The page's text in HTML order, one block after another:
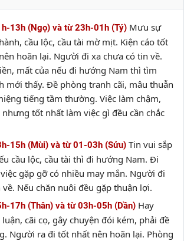
13h (Ngọ) và từ 23h-01h (Tý) Mưu sự
cầu lộc, cầu tài mờ mịt. Kiện cáo tốt
hoãn lại. Người đi xa chưa có tin về.
mất của nếu đi hướng Nam thì tìm
mới thấy. Đề phòng tranh cãi, mâu thuẫn
tiếng tầm thường. Việc làm chậm,
nhưng tốt nhất làm việc gì đều cần chắc
15h (Mùi) và từ 01-03h (Sửu) Tin vui sắp
cầu lộc, cầu tài thì đi hướng Nam. Đi
gặp gỡ có nhiều may mắn. Người đi
về. Nếu chăn nuôi đều gặp thuận lợi.
17h (Thân) và từ 03h-05h (Dần) Hay
cãi cọ, gây chuyện đói kém, phải đề
Người ra đi tốt nhất nên hoãn lại. Phòng